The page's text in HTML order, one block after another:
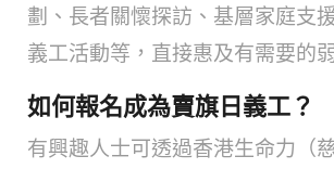
劃、長者關懷探訪、基層家庭支
義工活動等，直接惠及有需要的
如何報名成為賣旗日義工？
有興趣人士可透過香港生命力（